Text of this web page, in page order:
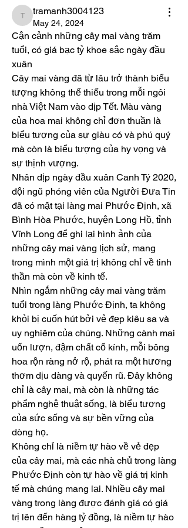
tramanh3004123
tramanh3004123
May 24, 2024
Cận cảnh những cây mai vàng trăm
tuổi, có giá bạc tỷ khoe sắc ngày đầu
xuân
Cây mai vàng đã từ lâu trở thành biểu
tượng không thể thiếu trong mỗi ngôi
nhà Việt Nam vào dịp Tết. Màu vàng
của hoa mai không chỉ đơn thuần là
biểu tượng của sự giàu có và phú quý
mà còn là biểu tượng của hy vọng và
sự thịnh vượng.
Nhân dịp ngày đầu xuân Canh Tý 2020,
đội ngũ phóng viên của Người Đưa Tin
đã có mặt tại làng mai Phước Định, xã
Bình Hòa Phước, huyện Long Hồ, tỉnh
Vĩnh Long để ghi lại hình ảnh của
những cây mai vàng lịch sử, mang
trong mình một giá trị không chỉ về tinh
thần mà còn về kinh tế.
Nhìn ngắm những cây mai vàng trăm
tuổi trong làng Phước Định, ta không
khỏi bị cuốn hút bởi vẻ đẹp kiêu sa và
uy nghiêm của chúng. Những cành mai
uốn lượn, đậm chất cổ kính, mỗi bông
hoa rộn ràng nở rộ, phát ra một hương
thơm dịu dàng và quyến rũ. Đây không
chỉ là cây mai, mà còn là những tác
phẩm nghệ thuật sống, là biểu tượng
của sức sống và sự bền vững của
dòng họ.
Không chỉ là niềm tự hào về vẻ đẹp
của cây mai, mà các nhà chủ trong làng
Phước Định còn tự hào về giá trị kinh
tế mà chúng mang lại. Nhiều cây mai
vàng trong làng được đánh giá có giá
trị lên đến hàng tỷ đồng, là niềm tự hào